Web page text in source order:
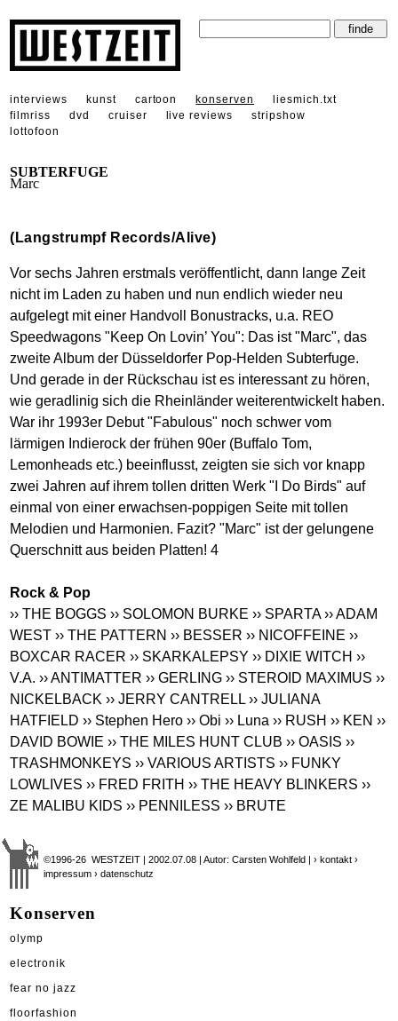
interviews kunst cartoon konserven
liesmich.txt
filmriss
dvd cruiser live reviews
stripshow
lottofoon
SUBTERFUGE
Marc
(Langstrumpf Records/Alive)
Vor sechs Jahren erstmals veröffentlicht, dann lange Zeit
nicht im Laden zu haben und nun endlich wieder neu
aufgelegt mit einer Handvoll Bonustracks, u.a. REO
Speedwagons "Keep On Lovin’ You": Das ist "Marc", das
zweite Album der Düsseldorfer Pop-Helden Subterfuge.
Und gerade in der Rückschau ist es interessant zu hören,
wie geradlinig sich die Rheinländer weiterentwickelt haben.
War ihr 1993er Debut "Fabulous" noch schwer vom
lärmigen Indierock der frühen 90er (Buffalo Tom,
Lemonheads etc.) beeinflusst, zeigten sie sich vor knapp
zwei Jahren auf ihrem tollen dritten Werk "I Do Birds" auf
einmal von einer erwachsen-poppigen Seite mit tollen
Melodien und Harmonien. Fazit? "Marc" ist der gelungene
Querschnitt aus beiden Platten! 4
Rock & Pop
›› THE BOGGS ›› SOLOMON BURKE ›› SPARTA ›› ADAM
WEST ›› THE PATTERN ›› BESSER ›› NICOFFEINE ››
BOXCAR RACER ›› SKARKALEPSY ›› DIXIE WITCH ››
V.A. ›› ANTIMATTER ›› GERLING ›› STEROID MAXIMUS ››
NICKELBACK ›› JERRY CANTRELL ›› JULIANA
HATFIELD ›› Stephen Hero ›› Obi ›› Luna ›› RUSH ›› KEN ››
DAVID BOWIE ›› THE MILES HUNT CLUB ›› OASIS ››
TRASHMONKEYS ›› VARIOUS ARTISTS ›› FUNKY
LOWLIVES ›› FRED FRITH ›› THE HEAVY BLINKERS ››
ZE MALIBU KIDS ›› PENNILESS ›› BRUTE
©1996-26 WESTZEIT | 2002.07.08 | Autor: Carsten Wohlfeld |› kontakt ›
impressum › datenschutz
Konserven
olymp
electronik
fear no jazz
floorfashion